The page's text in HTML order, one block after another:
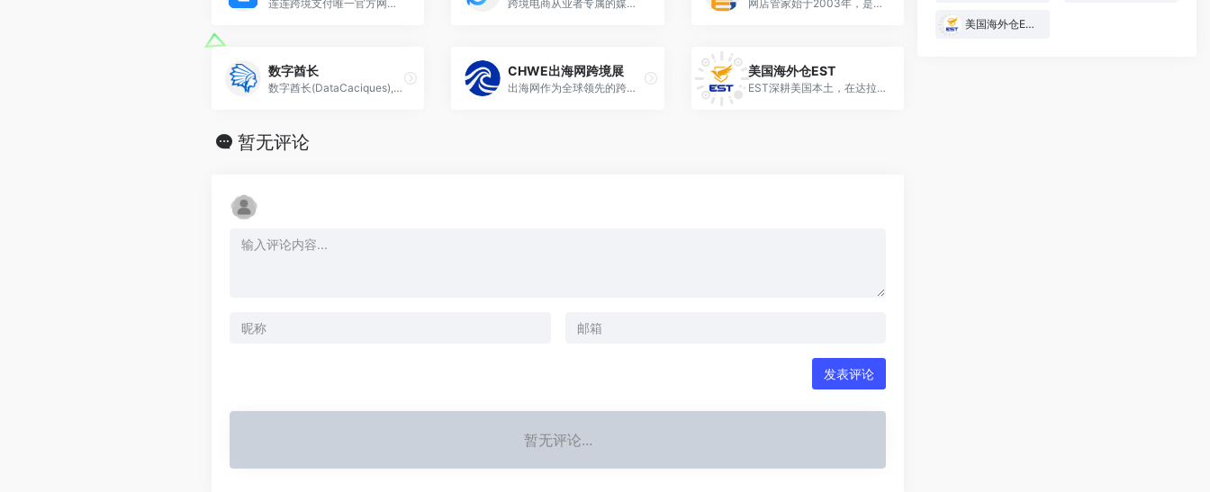
连连跨境支付唯一官方网站，连连国际是专业安全高效的全球跨境电商收款支付平台，支持亚马逊Amazon、ebay、wish、shopee等第三方的跨境电商外贸收款。 跨境电商从业者专属的媒体平台 网店管家始于2003年，是用户规模较大，历史悠久的电商ERP解决方案。是一款集专业的电商ERP、CRM管理和OA管理为一体的软件，为B2C、C2C商家提供进销存、CRM管理和OA管理服务。系统以提供高效的订单处理手段为目标，为电商企业提供了一系列包括：生产、采购、oms订单管理、跨境电商、wms仓储管理、CRM客户关系管理、OA办公、门店销售、账务账款、售后服务等全面的解决方案，是目前电商应用最广泛的电商ERP管理系统
数字酋长
数字酋长(DataCaciques),一站式跨境电商ERP系统, 支持Walmart沃尔玛ERP,亚马逊ERP,eBay ERP,TikTok ERP,亚马逊选品工具,沃尔玛选品工具,eBay选品工具,沃尔玛开店绿色通道,沃尔玛运营工具,亚马逊运营工具,eBay运营工具,TikTok运营工具,Listing极速刊登,沃尔玛批量刊登,eBay批量刊登,亚马逊批量刊登,速卖通批量刊登,TikTok批量刊登,亚马逊FBA备货预警,沃尔玛打单发货,ERP打单发货,ERP订单客服系统,沃尔玛数据分析BI,亚马逊数据分析BI,eBay数据分析BI,TikTok数据分析BI,eBay智能关联促销,速卖通ERP等功能, 跨境电商卖家首选ERP软件运营工具。
CHWE出海网跨境展
出海网作为全球领先的跨境产业出海综合服务平台，通过跨境电商赛道，整合全球产业生态资源，链接出海服务全产业链供给和需求，提供从开店孵化、展会选品、线上分销、供应链服务、物流仓储、海外营销等一站式全链路的跨境出海综合服务，一端链接中国优质供应链，另一端链接全球消费需求，为中国跨境产业出海全面赋能，让中国品牌抓住出海新窗口、新机遇，从而实现快速发展和弯道超车。
美国海外仓EST
EST深耕美国本土，在达拉斯 (75035) 和安大略 (91762) 拥有自营仓库，总面积超12万平方英尺。专注为中国跨境电商卖家提供专业、高效的美国海外仓服务，欢迎咨询：15889487654！
暂无评论
发表评论
暂无评论...
美国海外仓EST